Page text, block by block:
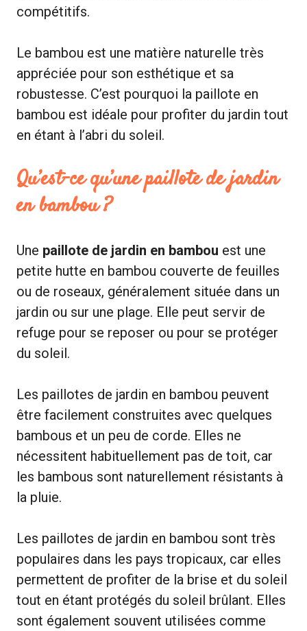
compétitifs.
Le bambou est une matière naturelle très
appréciée pour son esthétique et sa
robustesse. C’est pourquoi la paillote en
bambou est idéale pour profiter du jardin tout
en étant à l’abri du soleil.
Qu’est-ce qu’une paillote de jardin
en bambou ?
Une paillote de jardin en bambou est une
petite hutte en bambou couverte de feuilles
ou de roseaux, généralement située dans un
jardin ou sur une plage. Elle peut servir de
refuge pour se reposer ou pour se protéger
du soleil.
Les paillotes de jardin en bambou peuvent
être facilement construites avec quelques
bambous et un peu de corde. Elles ne
nécessitent habituellement pas de toit, car
les bambous sont naturellement résistants à
la pluie.
Les paillotes de jardin en bambou sont très
populaires dans les pays tropicaux, car elles
permettent de profiter de la brise et du soleil
tout en étant protégés du soleil brûlant. Elles
sont également souvent utilisées comme